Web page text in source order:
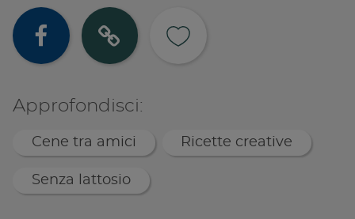
Condividi
Copia
Approfondisci:
Cene tra amici Ricette creative
Senza lattosio